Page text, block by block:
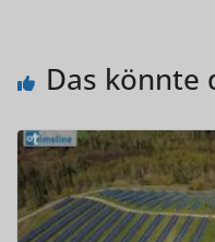
Das könnte